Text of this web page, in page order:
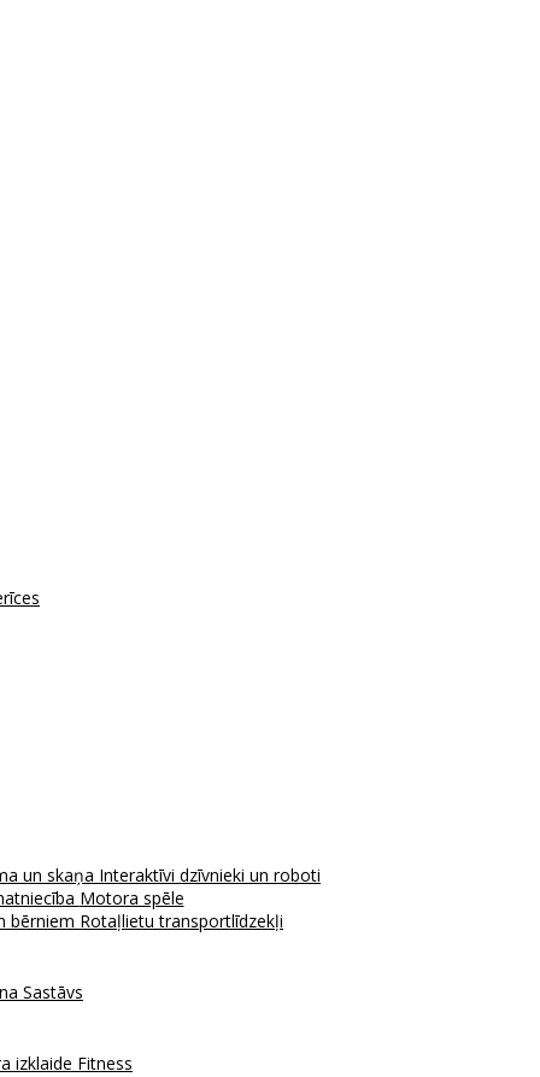
un skaņa Interaktīvi dzīvnieki un roboti
Motora spēle
bērniem Rotaļlietu transportlīdzekļi
Sastāvs
izklaide Fitness